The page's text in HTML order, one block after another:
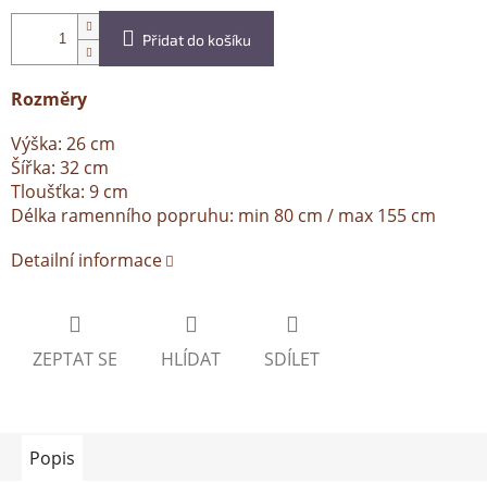
Přidat do košíku
Rozměry
Výška: 26 cm
Šířka: 32 cm
Tloušťka: 9 cm
Délka ramenního popruhu: min 80 cm / max 155 cm
Detailní informace
ZEPTAT SE HLÍDAT SDÍLET
Popis